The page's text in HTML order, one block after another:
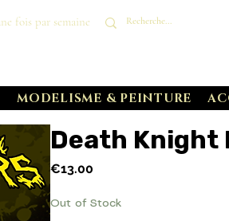
fois par semaine
MODELISME & PEINTURE
Death Knight
€13.00
Out of Stock